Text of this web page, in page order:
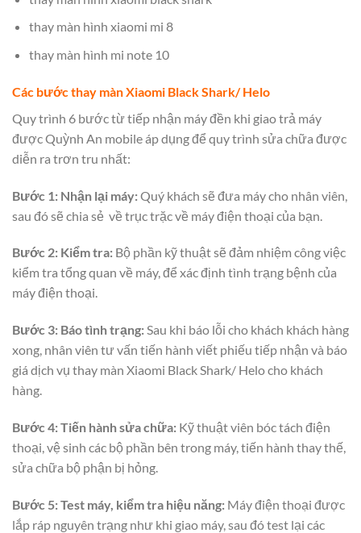
thay màn hình xiaomi mi 8
thay màn hình mi note 10
Các bước thay màn Xiaomi Black Shark/ Helo
Quy trình 6 bước từ tiếp nhận máy đền khi giao trả máy
được Quỳnh An mobile áp dụng để quy trình sửa chữa được
diễn ra trơn tru nhất:
Bước 1: Nhận lại máy:Quý khách sẽ đưa máy cho nhân viên,
sau đó sẽ chia sẻ về trục trặc về máy điện thoại của bạn.
Bước 2: Kiểm tra: Bộ phần kỹ thuật sẽ đảm nhiệm công việc
kiểm tra tổng quan về máy, để xác định tình trạng bệnh của
máy điện thoại.
Bước 3: Báo tình trạng:Sau khi báo lỗi cho khách khách hàng
xong, nhân viên tư vấn tiến hành viết phiếu tiếp nhận và báo
giá dịch vụ thay màn Xiaomi Black Shark/ Helo cho khách
hàng.
Bước 4:Tiến hành sửa chữa: Kỹ thuật viên bóc tách điện
thoại, vệ sinh các bộ phần bên trong máy, tiến hành thay thế,
sửa chữa bộ phận bị hỏng.
Bước 5: Test máy, kiểm tra hiệu năng: Máy điện thoại được
lắp ráp nguyên trạng như khi giao máy, sau đó test lại các